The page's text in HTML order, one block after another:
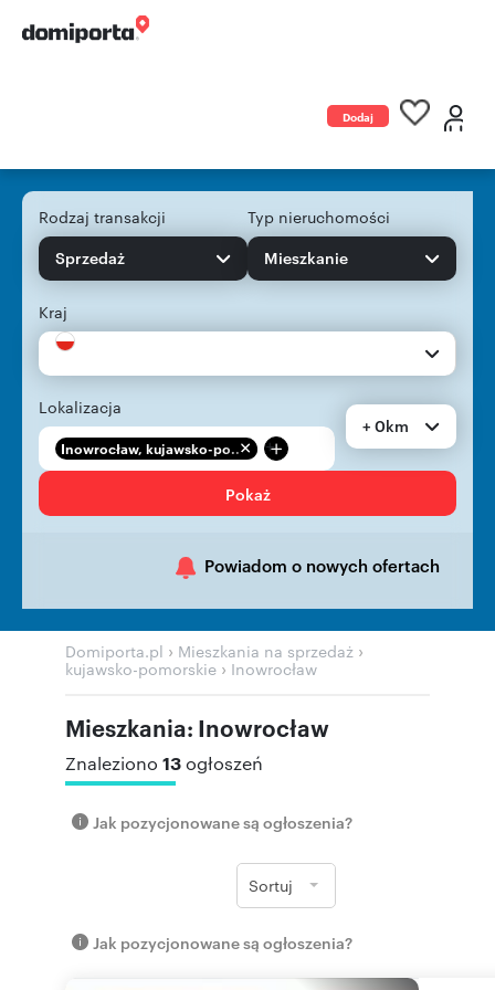
Dodaj
Rodzaj transakcji
Sprzedaż
Typ nieruchomości
Mieszkanie
Kraj
Lokalizacja
Inowrocław, kujawsko-po... +
+ 0km
Pokaż
Powiadom o nowych ofertach
Domiporta.pl › Mieszkania na sprzedaż ›
kujawsko-pomorskie › Inowrocław
Mieszkania: Inowrocław
Znaleziono 13ogłoszeń
Jak pozycjonowane są ogłoszenia?
Sortuj
Jak pozycjonowane są ogłoszenia?